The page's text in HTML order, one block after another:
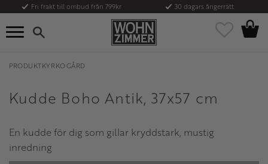
Meny
Fri frakt till ombud från 799kr 30 dagars ångerrätt
Favoriter
PRODUKTKYRKOGÅRD
Kudde Boho Antik, 37x57 cm
En kudde för dig som gillar kryddstark, mustig
inredning